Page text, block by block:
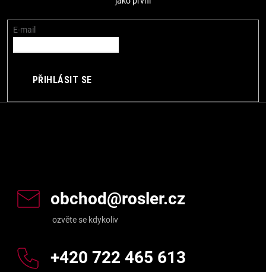
E-mail
PŘIHLÁSIT SE
obchod@rosler.cz
+420 722 465 613